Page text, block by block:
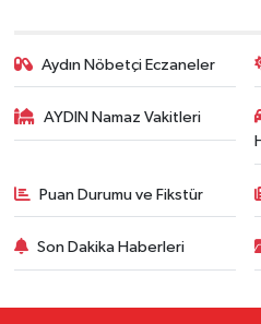
Aydın Nöbetçi Eczaneler
AYDIN Namaz Vakitleri
Puan Durumu ve Fikstür
Son Dakika Haberleri